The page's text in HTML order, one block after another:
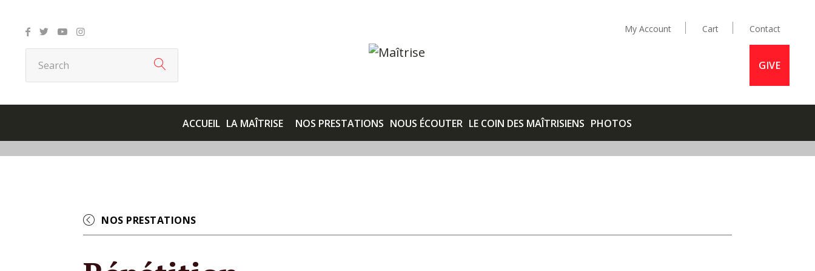
My Account Cart Contact
GIVE
ACCUEIL LA MAÎTRISE NOS PRESTATIONS NOUS ÉCOUTER LE COIN DES MAÎTRISIENS PHOTOS
NOS PRESTATIONS